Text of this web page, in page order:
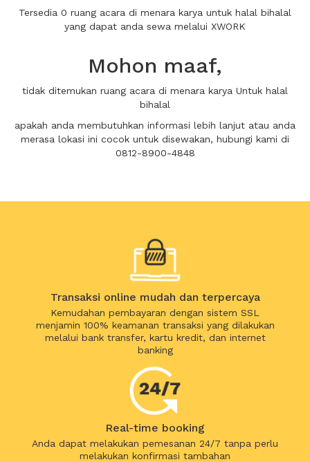
Tersedia 0 ruang acara di menara karya untuk halal bihalal
yang dapat anda sewa melalui XWORK
Mohon maaf,
tidak ditemukan ruang acara di menara karya Untuk halal
bihalal
apakah anda membutuhkan informasi lebih lanjut atau anda
merasa lokasi ini cocok untuk disewakan, hubungi kami di
0812-8900-4848
Transaksi online mudah dan terpercaya
Kemudahan pembayaran dengan sistem SSL
menjamin 100% keamanan transaksi yang dilakukan
melalui bank transfer, kartu kredit, dan internet
banking
Real-time booking
Anda dapat melakukan pemesanan 24/7 tanpa perlu
melakukan konfirmasi tambahan